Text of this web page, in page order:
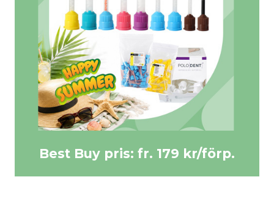
Best Buy pris: fr. 179 kr/förp.